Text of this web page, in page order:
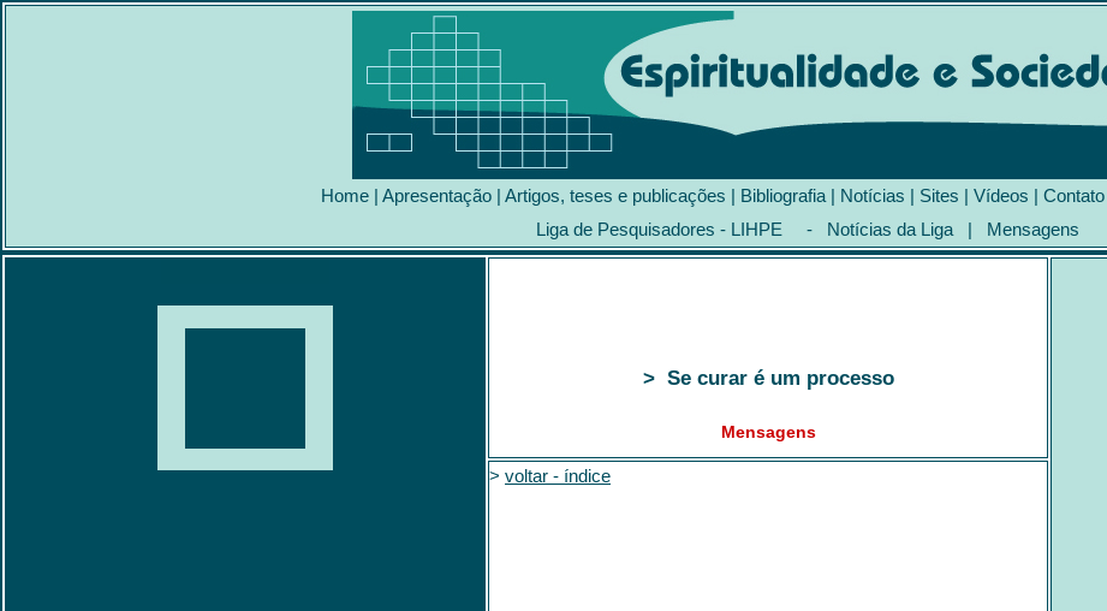
Home | Apresentação | Artigos, teses e publicações | Bibliografia | Notícias | Sites | Vídeos | Contato
Liga de Pesquisadores - LIHPE - Notícias da Liga | Mensagens
> Se curar é um processo
Mensagens
> voltar - índice